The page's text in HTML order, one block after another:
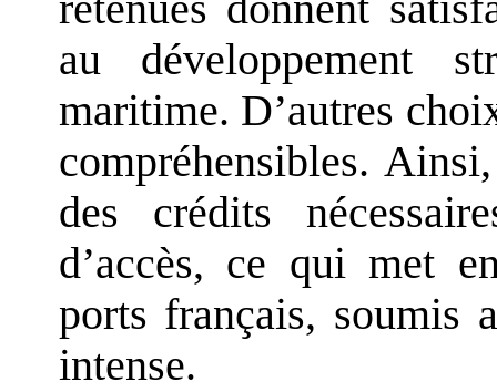
au développement
maritime. D’autres
compréhensibles.
des crédits
d’accès, ce qui met
ports français, soumis
intense.